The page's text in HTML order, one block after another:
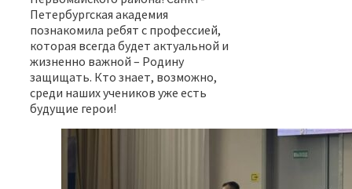
Петербургская академия
познакомила ребят с профессией,
которая всегда будет актуальной и
жизненно важной – Родину
защищать. Кто знает, возможно,
среди наших учеников уже есть
будущие герои!